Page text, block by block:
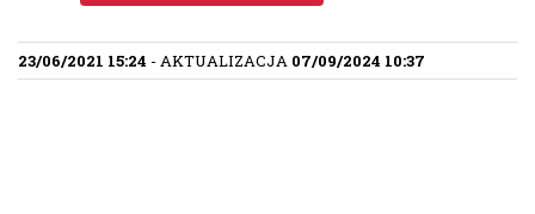
23/06/2021 15:24 - AKTUALIZACJA 07/09/2024 10:37